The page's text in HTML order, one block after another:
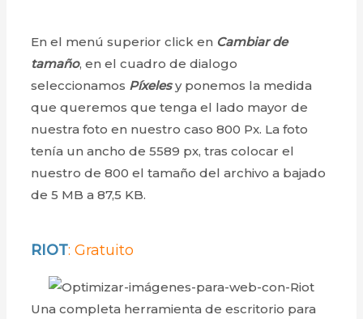
m
a
g
n
c
o
n
P
n
En el menú superior click en Cambiar de
tamaño, en el cuadro de dialogo
seleccionamos Píxelesy ponemos la medida
que queremos que tenga el lado mayor de
nuestra foto en nuestro caso 800 Px. La foto
tenía un ancho de 5589 px, tras colocar el
nuestro de 800 el tamaño del archivo a bajado
de 5 MB a 87,5 KB.
RIOT: Gratuito
Una completa herramienta de escritorio para